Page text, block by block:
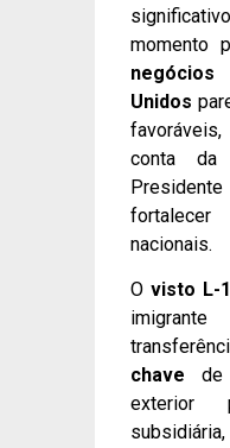
momento
Unidos
conta da
nacionais.
O visto L-1
chave de
exterior